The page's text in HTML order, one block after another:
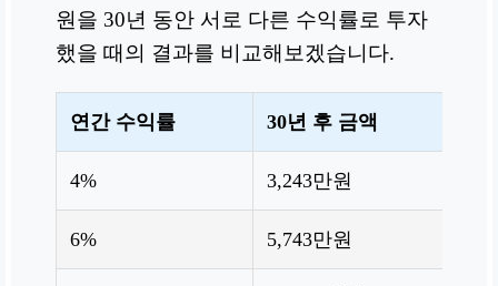
원을 30년 동안 서로 다른 수익률로 투자
했을 때의 결과를 비교해보겠습니다.
연간 수익률 30년 후 금액
4% 3,243만원
6% 5,743만원